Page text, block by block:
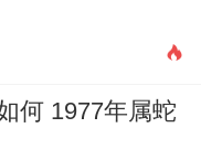
何 1977年属蛇